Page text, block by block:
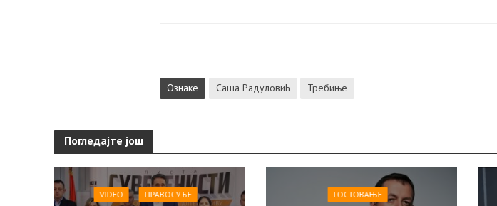
Ознаке Саша Радуловић Требиње
Погледајте још
VIDEO ПРАВОСУЂЕ ГОСТОВАЊЕ